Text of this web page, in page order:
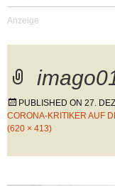
PUBLISHED ON 27.
CORONA-KRITIKER AUF
(620 × 413)